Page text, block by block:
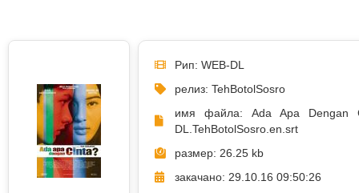
Рип: WEB-DL
релиз: TehBotolSosro
имя файла: Ada Apa Dengan
DL.TehBotolSosro.en.srt
размер: 26.25 kb
закачано: 29.10.16 09:50:26